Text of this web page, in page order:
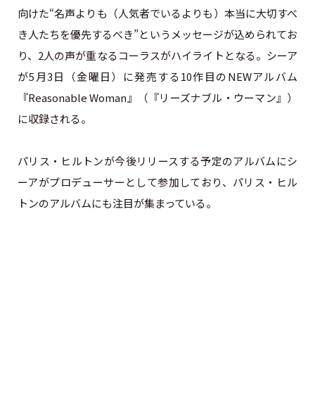
向けた“名声よりも（人気者でいるよりも）本当に大切すべ
き人たちを優先するべき”というメッセージが込められてお
り、2人の声が重なるコーラスがハイライトとなる。シーア
が5月3日（金曜日）に発売する10作目のNEWアルバム
『Reasonable Woman』（『リーズナブル・ウーマン』）
に収録される。
パリス・ヒルトンが今後リリースする予定のアルバムにシ
ーアがプロデューサーとして参加しており、パリス・ヒル
トンのアルバムにも注目が集まっている。